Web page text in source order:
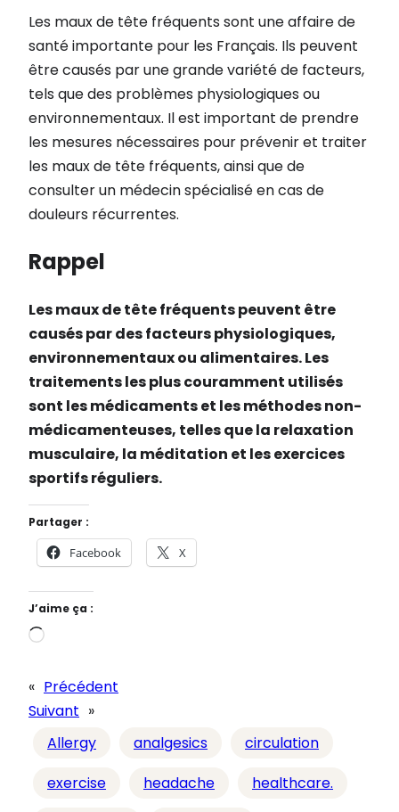
Les maux de tête fréquents sont une affaire de
santé importante pour les Français. Ils peuvent
être causés par une grande variété de facteurs,
tels que des problèmes physiologiques ou
environnementaux. Il est important de prendre
les mesures nécessaires pour prévenir et traiter
les maux de tête fréquents, ainsi que de
consulter un médecin spécialisé en cas de
douleurs récurrentes.
Rappel
Les maux de tête fréquents peuvent être
causés par des facteurs physiologiques,
environnementaux ou alimentaires. Les
traitements les plus couramment utilisés
sont les médicaments et les méthodes non-
médicamenteuses, telles que la relaxation
musculaire, la méditation et les exercices
sportifs réguliers.
Partager :
Facebook X
J’aime ça :
C
a
r
g
m
« Précédent
Suivant »
Allergy
analgesics
circulation
exercise
headache
healthcare.